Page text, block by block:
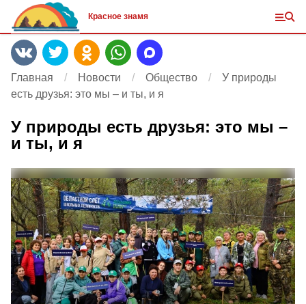
Красное знамя
Главная Новости Общество
У природы
есть друзья: это мы – и ты, и я
У природы есть друзья: это мы –
и ты, и я